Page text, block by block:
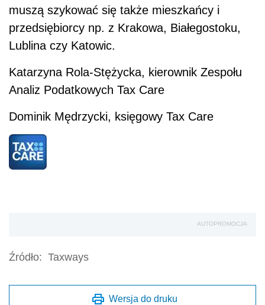
muszą szykować się także mieszkańcy i
przedsiębiorcy np. z Krakowa, Białegostoku,
Lublina czy Katowic.
Katarzyna Rola-Stężycka, kierownik Zespołu
Analiz Podatkowych Tax Care
Dominik Mędrzycki, księgowy Tax Care
AUTOPROMOCJA
Źródło: Taxways
Wersja do druku